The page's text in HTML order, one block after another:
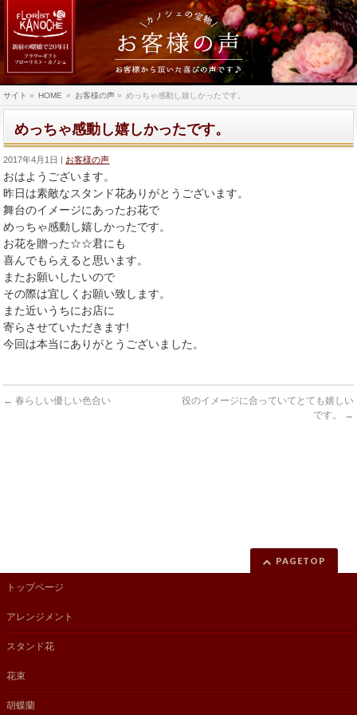
サイト » HOME » お客様の声 » めっちゃ感動し嬉しかったです。
めっちゃ感動し嬉しかったです。
2017年4月1日 お客様の声
おはようございます。
昨日は素敵なスタンド花ありがとうございます。
舞台のイメージにあったお花で
めっちゃ感動し嬉しかったです。
お花を贈った☆☆君にも
喜んでもらえると思います。
またお願いしたいので
その際は宜しくお願い致します。
また近いうちにお店に
寄らさせていただきます!
今回は本当にありがとうございました。
← 春らしい優しい色合い
役のイメージに合っていてとても嬉しい
です。
→
PAGETOP
トップページ
アレンジメント
スタンド花
花束
胡蝶蘭